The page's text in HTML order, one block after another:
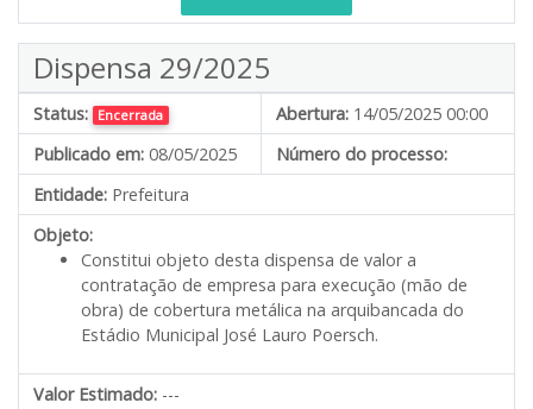
Dispensa 29/2025
Status: Encerrada Abertura: 14/05/2025 00:00
Publicado em: 08/05/2025
Número do processo:
Entidade: Prefeitura
Objeto:
Constitui objeto desta dispensa de valor a
contratação de empresa para execução (mão de
obra) de cobertura metálica na arquibancada do
Estádio Municipal José Lauro Poersch.
Valor Estimado: ---